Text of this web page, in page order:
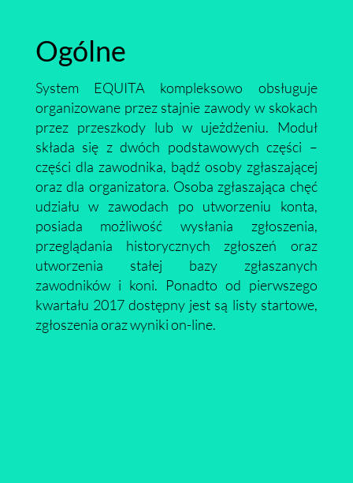
Ogólne
System EQUITA kompleksowo obsługuje
organizowane przez stajnie zawody w skokach
przez przeszkody lub w ujeżdżeniu. Moduł
składa się z dwóch podstawowych części –
części dla zawodnika, bądź osoby zgłaszającej
oraz dla organizatora. Osoba zgłaszająca chęć
udziału w zawodach po utworzeniu konta,
posiada możliwość wysłania zgłoszenia,
przeglądania historycznych zgłoszeń oraz
utworzenia stałej bazy zgłaszanych
zawodników i koni. Ponadto od pierwszego
kwartału 2017 dostępny jest są listy startowe,
zgłoszenia oraz wyniki on-line.